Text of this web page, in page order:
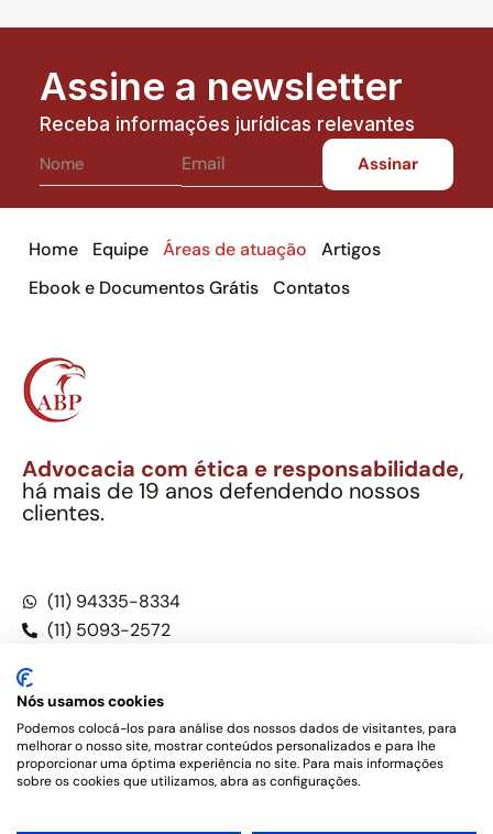
Assine a newsletter
Receba informações jurídicas relevantes
Home Equipe Áreas de atuação
Artigos
Ebook e Documentos Grátis
Contatos
Advocacia com ética e responsabilidade,
há mais de 19 anos defendendo nossos
clientes.
(11) 94335-8334
(11) 5093-2572
Este site não é um produto Meta Platforms, Inc., Google LLC,
tampouco oferece serviços públicos oficiais. Somos um
Nós usamos cookies
Podemos colocá-los para análise dos nossos dados de visitantes, para
melhorar o nosso site, mostrar conteúdos personalizados e para lhe
proporcionar uma óptima experiência no site. Para mais informações
sobre os cookies que utilizamos, abra as configurações.